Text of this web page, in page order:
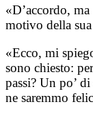
«D’accordo,
motivo della
«Ecco, mi
sono chiesto:
passi? Un po’
ne saremmo